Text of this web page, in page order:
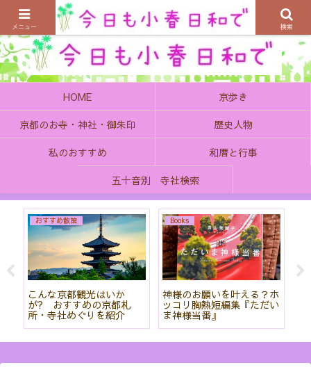
京都の町で歴史を楽しむ、そんなゆったり気分を感じてみませんか
HOME
京歩き
京都のお寺・神社・御朱印
歴史人物
私のおすすめ
和暦と行事
五十音別 寺社検索
おすすめ散策
こんな京都観光はいか
が? おすすめの京都札
所・寺社めぐりを紹介
Books
神様のお願いを叶える？ホ
ッコリ胸熱短編集『ただい
ま神様当番』
メニュー 検索